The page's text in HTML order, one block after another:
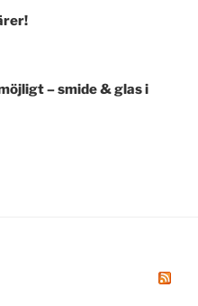
– smide & glas i